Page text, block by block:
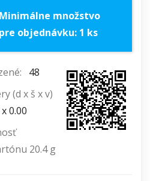
Minimálne množstvo
pre objednávku: 1 ks
48
(d x š x v)
0.00
20.4 g